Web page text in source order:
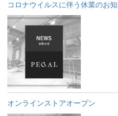
コロナウイルスに伴う休業のお知
オンラインストアオープン